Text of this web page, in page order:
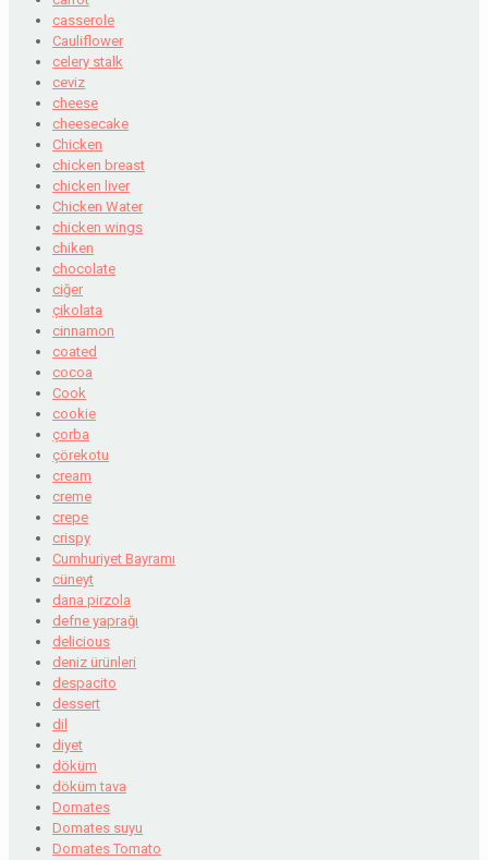
casserole
Cauliflower
celery stalk
ceviz
cheese
cheesecake
Chicken
chicken breast
chicken liver
Chicken Water
chicken wings
chiken
chocolate
ciğer
çikolata
cinnamon
coated
cocoa
Cook
cookie
çorba
çörekotu
cream
creme
crepe
crispy
Cumhuriyet Bayramı
cüneyt
dana pirzola
defne yaprağı
delicious
deniz ürünleri
despacito
dessert
dil
diyet
döküm
döküm tava
Domates
Domates suyu
Domates Tomato